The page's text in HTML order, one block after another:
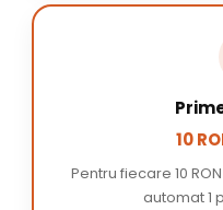
10
Pentru fiecare 10
automat 1